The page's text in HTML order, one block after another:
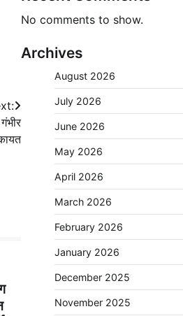
No comments to show.
Archives
August 2026
July 2026
June 2026
May 2026
April 2026
March 2026
February 2026
January 2026
December 2025
November 2025